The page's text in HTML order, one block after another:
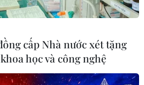
mua căn hộ tại các dự án như
VinHomes Central Park,
được hưởng lãi suất chỉ 0% cố
cấp Nhà nước xét tặng
học và công nghệ